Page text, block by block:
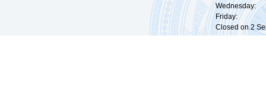
Wednesday:
Friday:
Closed on 2